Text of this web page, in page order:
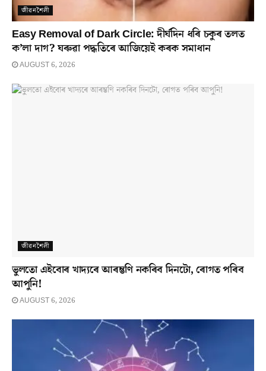
জীৱনশৈলী
Easy Removal of Dark Circle: দীৰ্ঘদিন ধৰি চকুৰ তলত
ক’লা দাগ? ঘৰুৱা পদ্ধতিৰে আজিয়েই কৰক সমাধান
AUGUST 6, 2026
জীৱনশৈলী
ভুলতো এইবোৰ খাদ্যৰে আৰম্ভণি নকৰিব দিনটো, ৰোগত পৰিব
আপুনি!
AUGUST 6, 2026